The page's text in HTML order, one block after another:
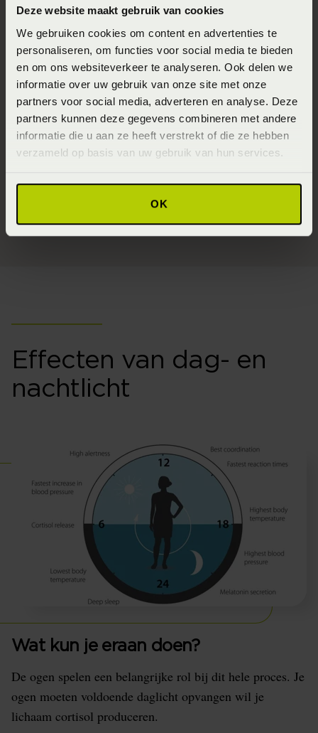
Deze website maakt gebruik van cookies
We gebruiken cookies om content en advertenties te
personaliseren, om functies voor social media te bieden
en om ons websiteverkeer te analyseren. Ook delen we
informatie over uw gebruik van onze site met onze
partners voor social media, adverteren en analyse. Deze
partners kunnen deze gegevens combineren met andere
informatie die u aan ze heeft verstrekt of die ze hebben
verzameld op basis van uw gebruik van hun services.
OK
af en is het in dit geval logisch dat je minder goed kunt
de zomer. Kort samengevat worden er in het lichaam
hormonen aangemaakt die dit ritme regelen. Zo kennen
we ook Melatonine. Melatonine maakt ons slaperig
terwijl cortisol ons juist wakker houdt. De aanmaak van
melatonine begint wanneer het donker wordt en gaat de
hele nacht door. Zodra het weer licht begint te worden
begint de productie van cortisol op gang te komen wat
de hele dag doorgaat. Mits je wat van de ”dag” en haar
daglicht mee krijgt natuurlijk!
Effecten van dag- en
nachtlicht
Wat kun je eraan doen?
De ogen spelen een belangrijke rol bij dit hele proces. Je
ogen moeten voldoende daglicht opvangen wil je
lichaam cortisol produceren.